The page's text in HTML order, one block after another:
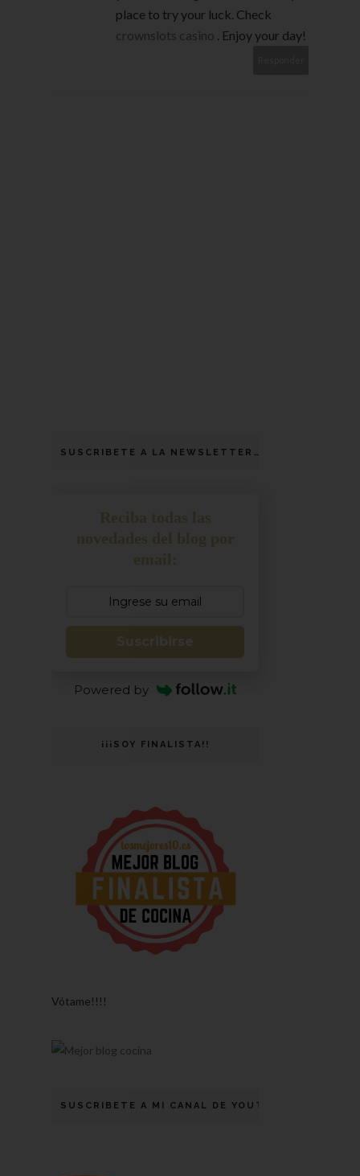
place to try your luck. Check
crownslots casino . Enjoy your day!
SUSCRIBETE A LA NEWSLETTER
Suscribirse
Powered by
¡¡¡SOY FINALISTA!!
Vótame!!!!
SUSCRIBETE A MI CANAL DE YOUTUBE